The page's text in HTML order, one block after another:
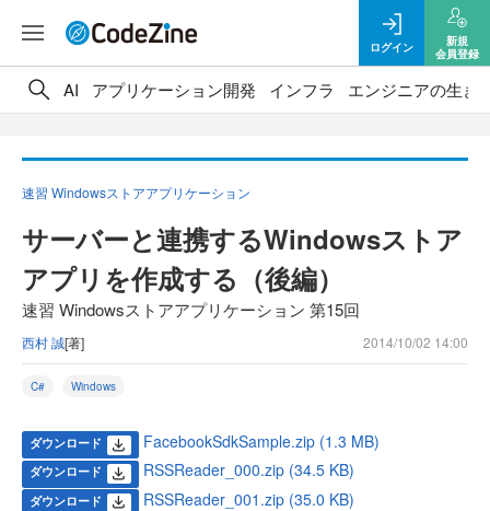
ログイン
新規
会員登録
AI アプリケーション開発 インフラ エンジニアの生き
速習 Windowsストアアプリケーション
サーバーと連携するWindowsストア
アプリを作成する（後編）
速習 Windowsストアアプリケーション 第15回
西村 誠[著] 2014/10/02 14:00
C# Windows
ダウンロード FacebookSdkSample.zip (1.3 MB)
ダウンロード RSSReader_000.zip (34.5 KB)
ダウンロード RSSReader_001.zip (35.0 KB)